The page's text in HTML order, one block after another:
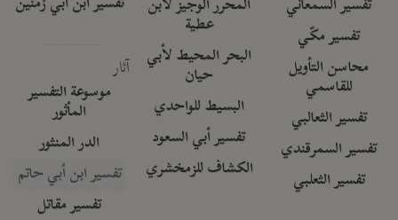
تفسير السمعاني
تفسير مكّي
محاسن التأويل
للقاسمي
تفسير الثعالبي
تفسير السمرقندي
تفسير الثعلبي
المحرر الوجيز لابن
عطية
البحر المحيط لأبي
حيان
البسيط للواحدي
تفسير أبي السعود
الكشاف للزمخشري
تفسير ابن أبي زمنين
آثار
موسوعة التفسير
المأثور
الدر المنثور
تفسير ابن أبي حاتم
تفسير مقاتل